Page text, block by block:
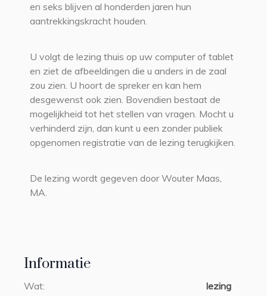
Informatie
Wat:
lezing
en seks blijven al honderden jaren hun
aantrekkingskracht houden.
U volgt de lezing thuis op uw computer of tablet
en ziet de afbeeldingen die u anders in de zaal
zou zien. U hoort de spreker en kan hem
desgewenst ook zien. Bovendien bestaat de
mogelijkheid tot het stellen van vragen. Mocht u
verhinderd zijn, dan kunt u een zonder publiek
opgenomen registratie van de lezing terugkijken.
De lezing wordt gegeven door Wouter Maas,
MA.